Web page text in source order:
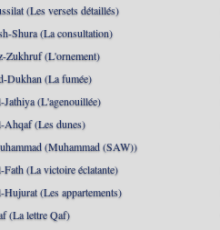
(Les versets détaillés)
Shura (La consultation)
Zukhruf (L'ornement)
Dukhan (La fumée)
(L'agenouillée)
Ahqaf (Les dunes)
(Muhammad (SAW))
(La victoire éclatante)
(Les appartements)
(La lettre Qaf)